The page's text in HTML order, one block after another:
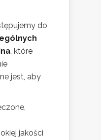
do
, które
jest, aby
jakości